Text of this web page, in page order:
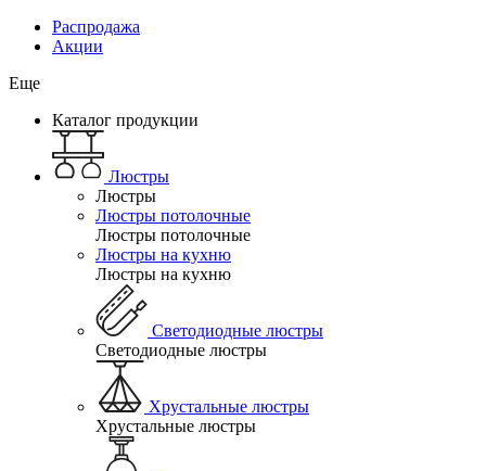
Распродажа
Акции
Еще
Каталог продукции
Люстры
Люстры
Люстры потолочные
Люстры потолочные
Люстры на кухню
Люстры на кухню
Светодиодные люстры
Светодиодные люстры
Хрустальные люстры
Хрустальные люстры